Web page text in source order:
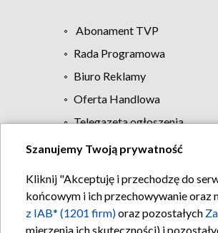
Abonament TVP
Rada Programowa
Biuro Reklamy
Oferta Handlowa
Telegazeta ogłoszenia
Szanujemy Twoją prywatność
Kliknij "Akceptuję i przechodzę do
końcowym i ich przechowywanie oraz
z IAB* (1201 firm)oraz pozostałych
mierzenia ich skuteczności) i